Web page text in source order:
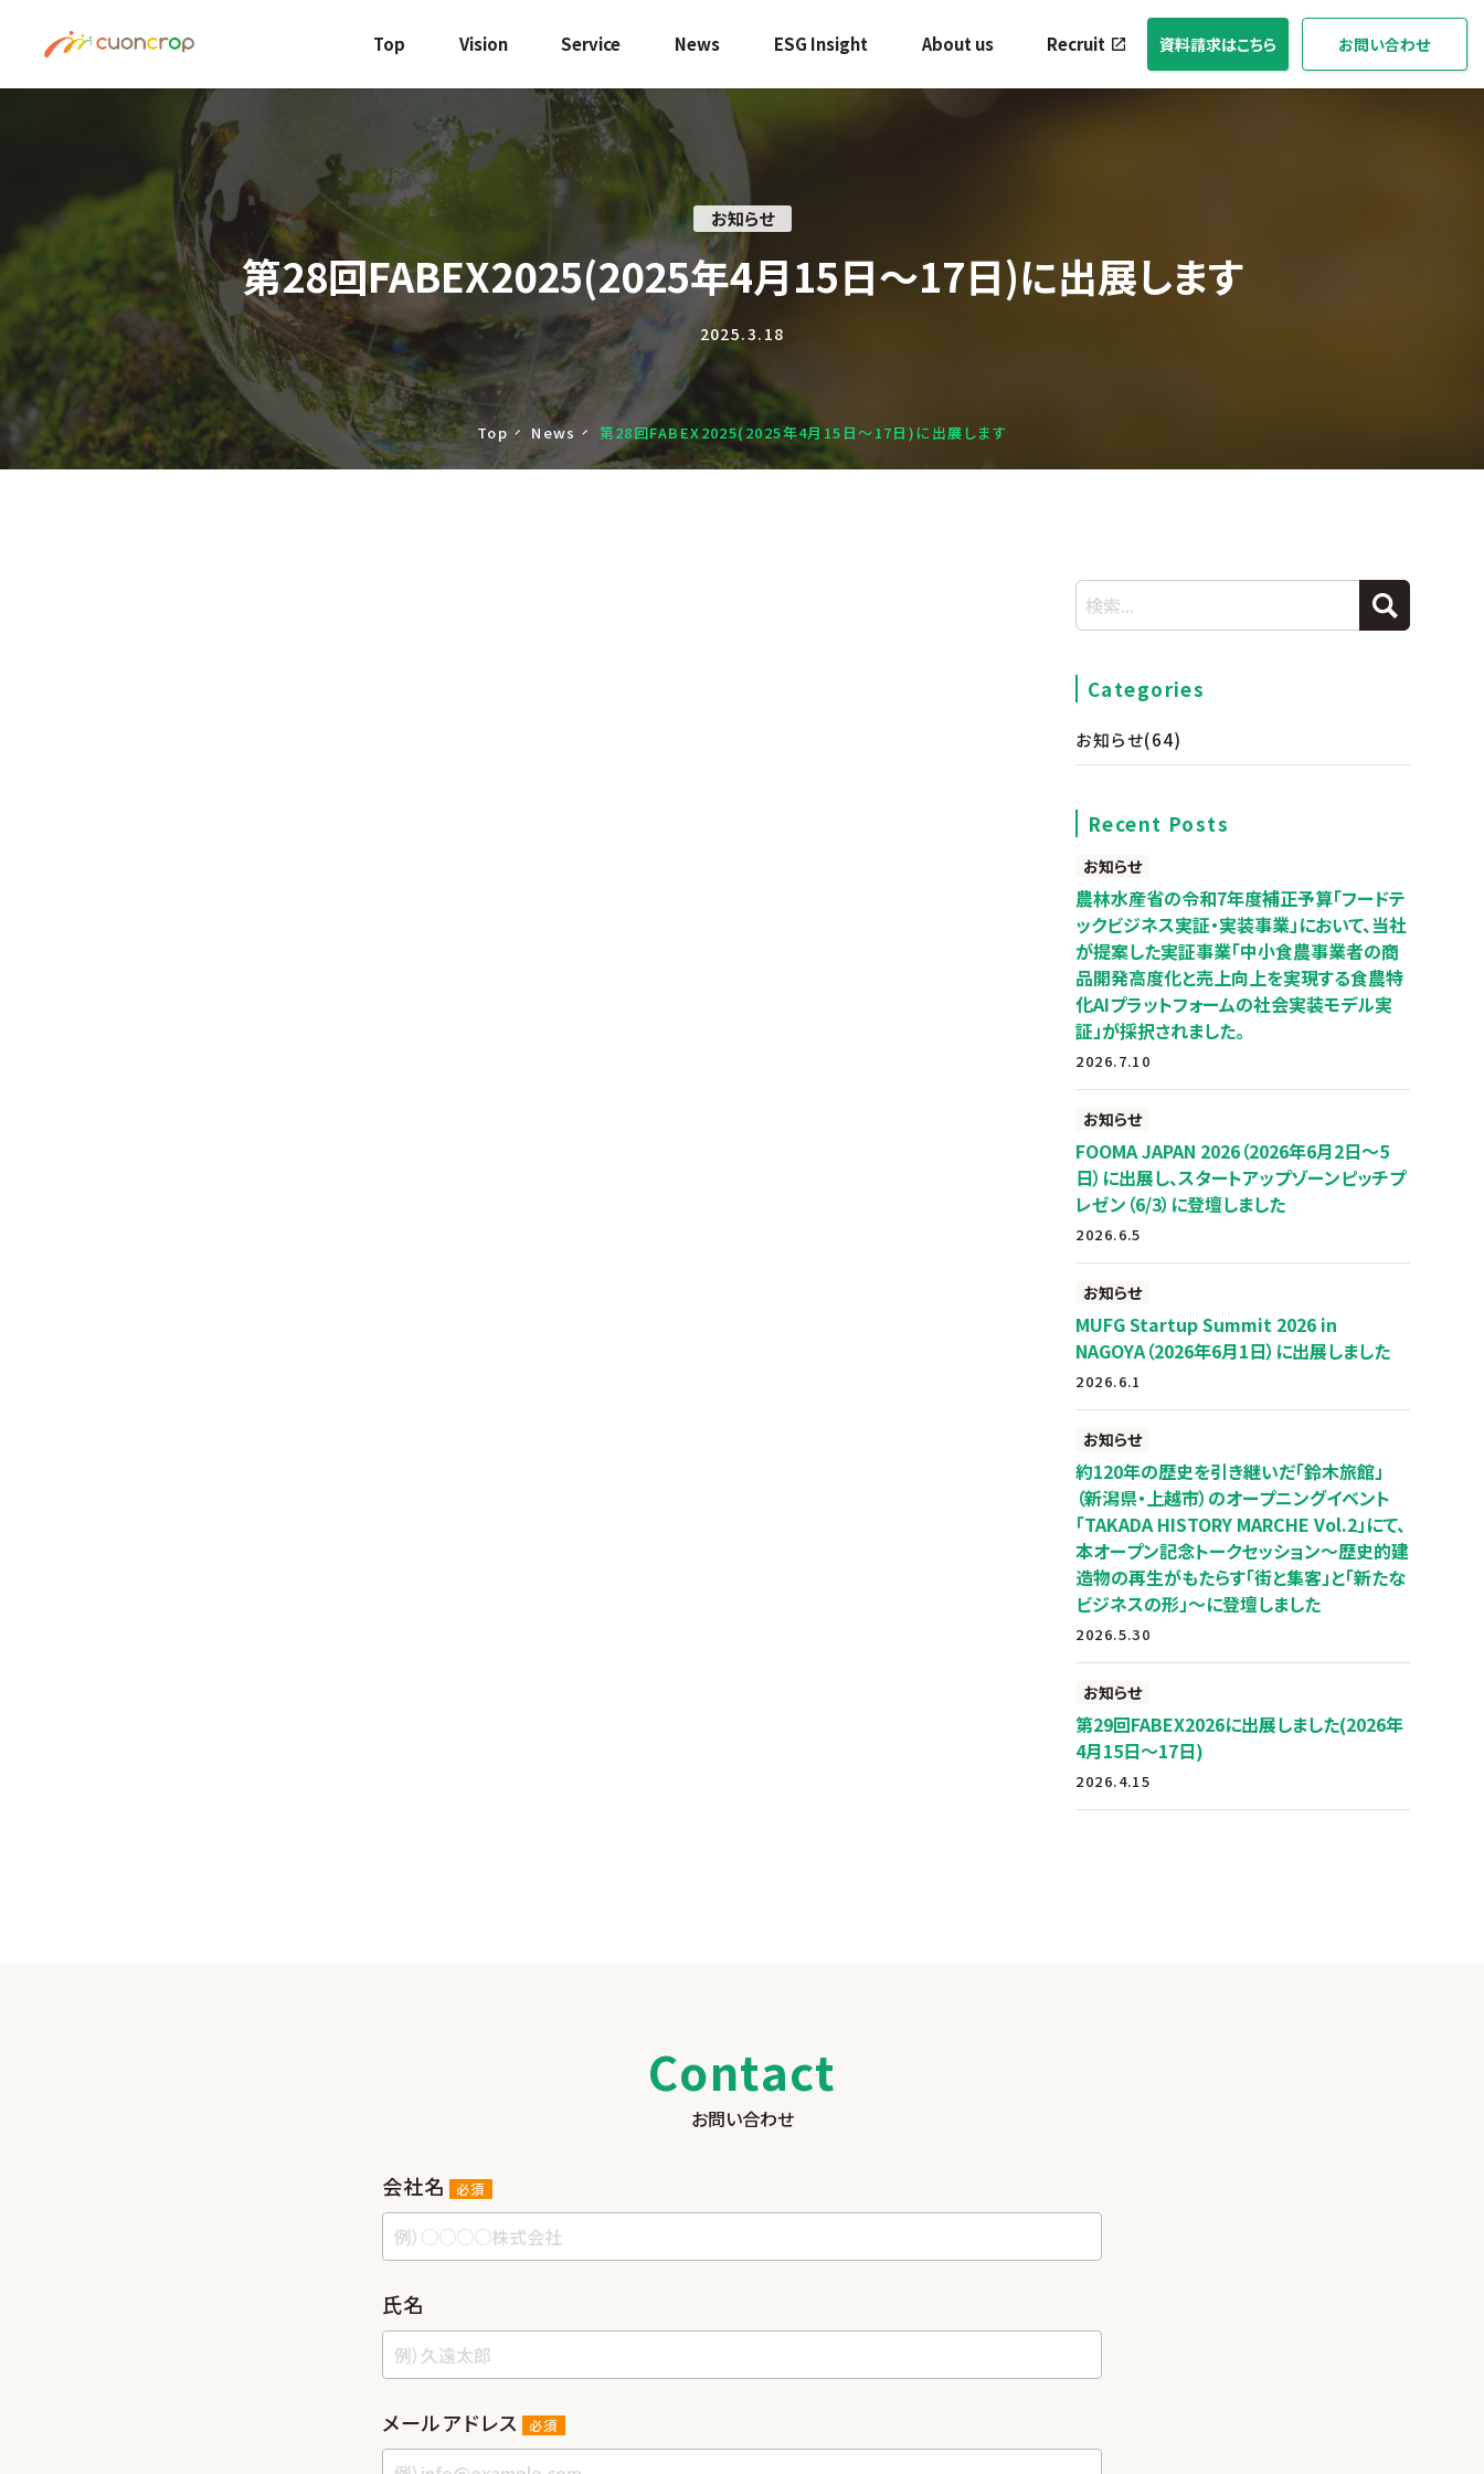
Top Vision Service News ESG Insight About us Recruit 資料請求はこちら お問い合わせ
お知らせ
第28回FABEX2025(2025年4月15日〜17日)に出展します
2025.3.18
Top News 第28回FABEX2025(2025年4月15日〜17日)に出展します
Categories
お知らせ(64)
Recent Posts
お知らせ
農林水産省の令和7年度補正予算「フードテ
ックビジネス実証・実装事業」において、当社
が提案した実証事業「中小食農事業者の商
品開発高度化と売上向上を実現する食農特
化AIプラットフォームの社会実装モデル実
証」が採択されました。
2026.7.10
お知らせ
FOOMA JAPAN 2026（2026年6月2日～5
日）に出展し、スタートアップゾーンピッチプ
レゼン（6/3）に登壇しました
2026.6.5
お知らせ
MUFG Startup Summit 2026 in
NAGOYA（2026年6月1日）に出展しました
2026.6.1
お知らせ
約120年の歴史を引き継いだ「鈴木旅館」
（新潟県・上越市）のオープニングイベント
「TAKADA HISTORY MARCHE Vol.2」にて、
本オープン記念トークセッション～歴史的建
造物の再生がもたらす「街と集客」と「新たな
ビジネスの形」～に登壇しました
2026.5.30
お知らせ
第29回FABEX2026に出展しました(2026年
4月15日～17日)
2026.4.15
Contact
お問い合わせ
会社名 必須
⽒名
メールアドレス 必須